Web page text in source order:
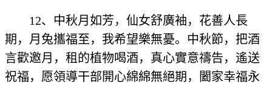
12、中秋月如芳，仙女舒廣袖，花善人長
期，月兔攜福至，我希望樂無憂。中秋節，把酒
言歡邀月，租的植物喝酒，真心實意禱告，遙送
祝福，愿領導干部開心綿綿無絕期，闔家幸福永